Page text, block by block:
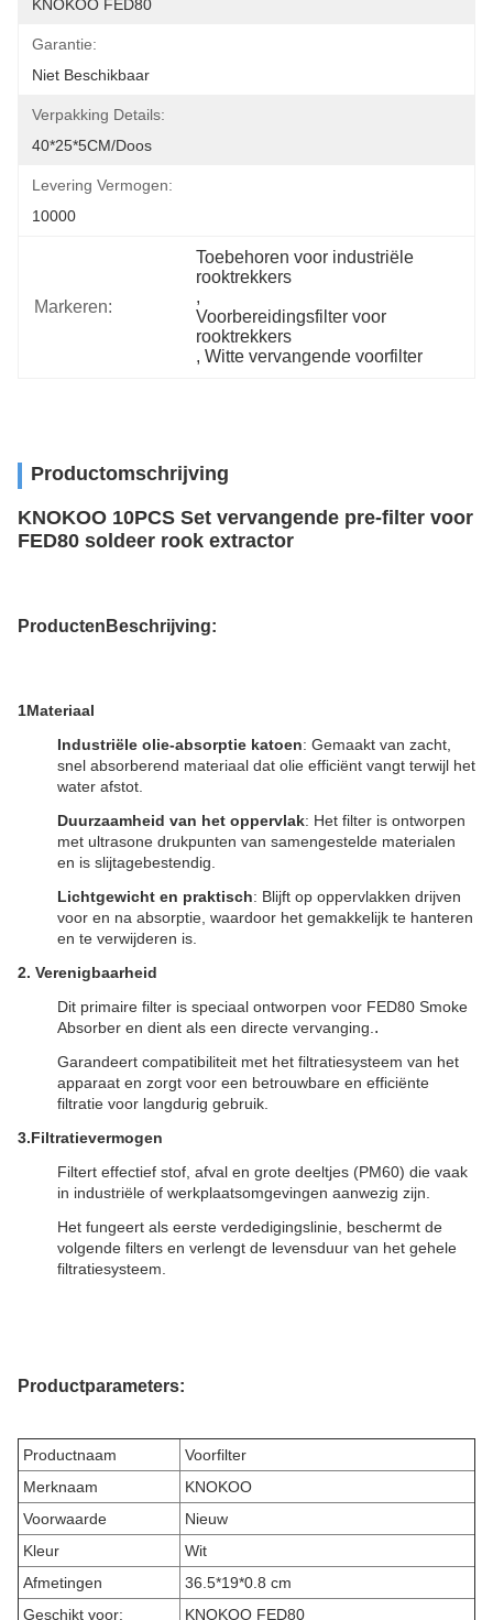
KNOKOO FED80
Garantie:
Niet Beschikbaar
Verpakking Details:
40*25*5CM/doos
Levering Vermogen:
10000
Markeren:
Toebehoren voor industriële
rooktrekkers
,
Voorbereidingsfilter voor
rooktrekkers
, Witte vervangende voorfilter
Productomschrijving
KNOKOO 10PCS Set vervangende pre-filter voor
FED80 soldeer rook extractor
Producten Beschrijving:
1Materiaal
Industriële olie-absorptie katoen: Gemaakt van zacht,
snel absorberend materiaal dat olie efficiënt vangt terwijl het
water afstot.
Duurzaamheid van het oppervlak: Het filter is ontworpen
met ultrasone drukpunten van samengestelde materialen
en is slijtagebestendig.
Lichtgewicht en praktisch: Blijft op oppervlakken drijven
voor en na absorptie, waardoor het gemakkelijk te hanteren
en te verwijderen is.
2. Verenigbaarheid
Dit primaire filter is speciaal ontworpen voor FED80 Smoke
Absorber en dient als een directe vervanging. .
Garandeert compatibiliteit met het filtratiesysteem van het
apparaat en zorgt voor een betrouwbare en efficiënte
filtratie voor langdurig gebruik.
3.Filtratievermogen
Filtert effectief stof, afval en grote deeltjes (PM60) die vaak
in industriële of werkplaatsomgevingen aanwezig zijn.
Het fungeert als eerste verdedigingslinie, beschermt de
volgende filters en verlengt de levensduur van het gehele
filtratiesysteem.
Productparameters:
Productnaam
Voorfilter
Merknaam
KNOKOO
Voorwaarde
Nieuw
Kleur
Wit
Afmetingen
36.5*19*0.8 cm
Geschikt voor:
KNOKOO FED80